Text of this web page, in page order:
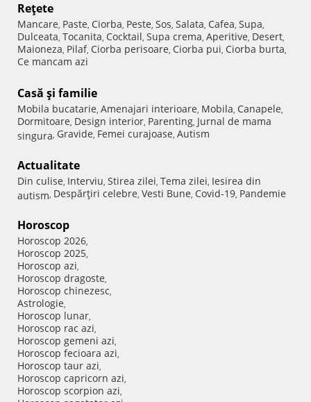
Reţete
Mancare, Paste, Ciorba, Peste, Sos, Salata, Cafea, Supa,
Dulceata, Tocanita, Cocktail, Supa crema, Aperitive, Desert,
Maioneza, Pilaf, Ciorba perisoare, Ciorba pui, Ciorba burta,
Ce mancam azi
Casă şi familie
Mobila bucatarie, Amenajari interioare, Mobila, Canapele,
Dormitoare, Design interior, Parenting, Jurnal de mama
singura, Gravide, Femei curajoase, Autism
Actualitate
Din culise, Interviu, Stirea zilei, Tema zilei, Iesirea din
autism, Despărţiri celebre, Vesti Bune, Covid-19, Pandemie
Horoscop
Horoscop 2026,
Horoscop 2025,
Horoscop azi,
Horoscop dragoste,
Horoscop chinezesc,
Astrologie,
Horoscop lunar,
Horoscop rac azi,
Horoscop gemeni azi,
Horoscop fecioara azi,
Horoscop taur azi,
Horoscop capricorn azi,
Horoscop scorpion azi,